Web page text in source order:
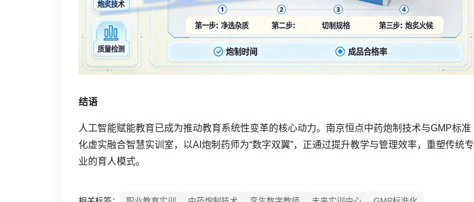
结语
人工智能赋能教育已成为推动教育系统性变革的核心动力。南京恒点中药炮制技术与GMP标准
化虚实融合智慧实训室，以AI炮制药师为“数字双翼”，正通过提升教学与管理效率，重塑传统专
业的育人模式。